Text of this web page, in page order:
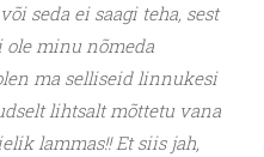
seda ei saagi teha, sest
ole minu nõmeda
ma selliseid linnukesi
lihtsalt mõttetu vana
lammas!! Et siis jah,